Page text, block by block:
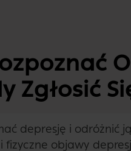
Zgłosić
depresję i odróżnić
fizyczne objawy